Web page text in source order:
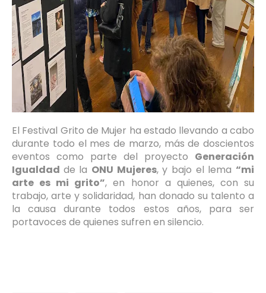
El Festival Grito de Mujer ha estado llevando a cabo
durante todo el mes de marzo, más de doscientos
eventos como parte del proyecto Generación
Igualdad de la ONU Mujeres, y bajo el lema “mi
arte es mi grito”, en honor a quienes, con su
trabajo, arte y solidaridad, han donado su talento a
la causa durante todos estos años, para ser
portavoces de quienes sufren en silencio.